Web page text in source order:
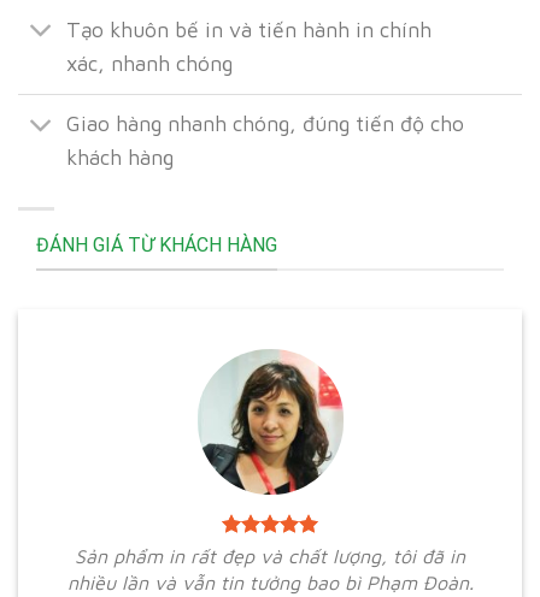
Tạo khuôn bế in và tiến hành in chính
xác, nhanh chóng
Giao hàng nhanh chóng, đúng tiến độ cho
khách hàng
ĐÁNH GIÁ TỪ KHÁCH HÀNG
Sản phẩm in rất đẹp và chất lượng, tôi đã in
nhiều lần và vẫn tin tưởng bao bì Phạm Đoàn.